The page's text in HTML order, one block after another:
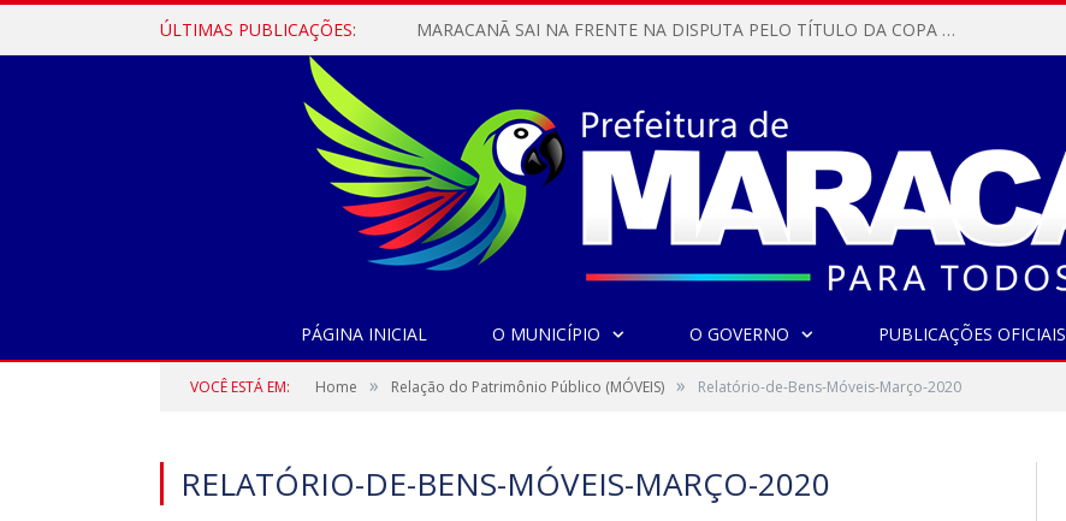
ÚLTIMAS PUBLICAÇÕES: MARACANÃ SAI NA FRENTE NA DISPUTA PELO TÍTULO DA COPA PARÁ SUB-17!
PÁGINA INICIAL O MUNICÍPIO O GOVERNO PUBLICAÇÕES OFICIAIS
VOCÊ ESTÁ EM: Home » Relação do Patrimônio Público (MÓVEIS) » Relatório-de-Bens-Móveis-Março-2020
RELATÓRIO-DE-BENS-MÓVEIS-MARÇO-2020